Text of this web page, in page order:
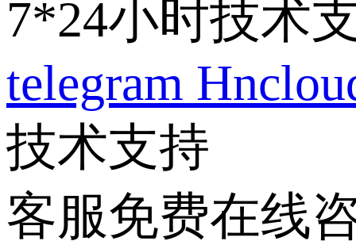
7*24小时技术
telegram
技术支持
客服免费在线